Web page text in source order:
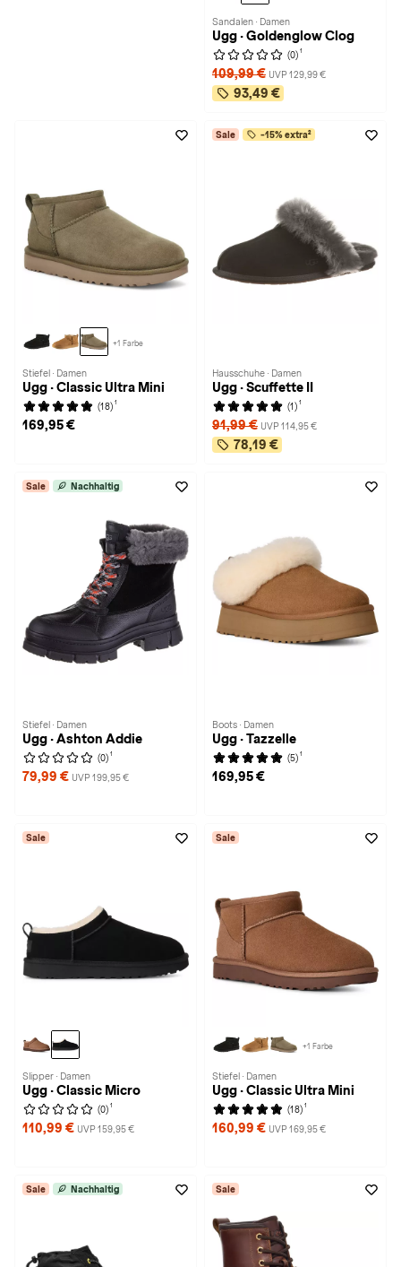
Sandalen · Damen
Ugg · Goldenglow Clog
(0) 1
109,99 € UVP 129,99 €
93,49 €
+1 Farbe
Stiefel · Damen
Ugg · Classic Ultra Mini
(18) 1
169,95 €
Sale -15% extra²
Hausschuhe · Damen
Ugg · Scuffette II
(1) 1
91,99 € UVP 114,95 €
78,19 €
Sale Nachhaltig
Stiefel · Damen
Ugg · Ashton Addie
(0) 1
79,99 € UVP 199,95 €
Boots · Damen
Ugg · Tazzelle
(5) 1
169,95 €
Sale
Slipper · Damen
Ugg · Classic Micro
(0) 1
110,99 € UVP 159,95 €
Sale
+1 Farbe
Stiefel · Damen
Ugg · Classic Ultra Mini
(18) 1
160,99 € UVP 169,95 €
Sale Nachhaltig Sale